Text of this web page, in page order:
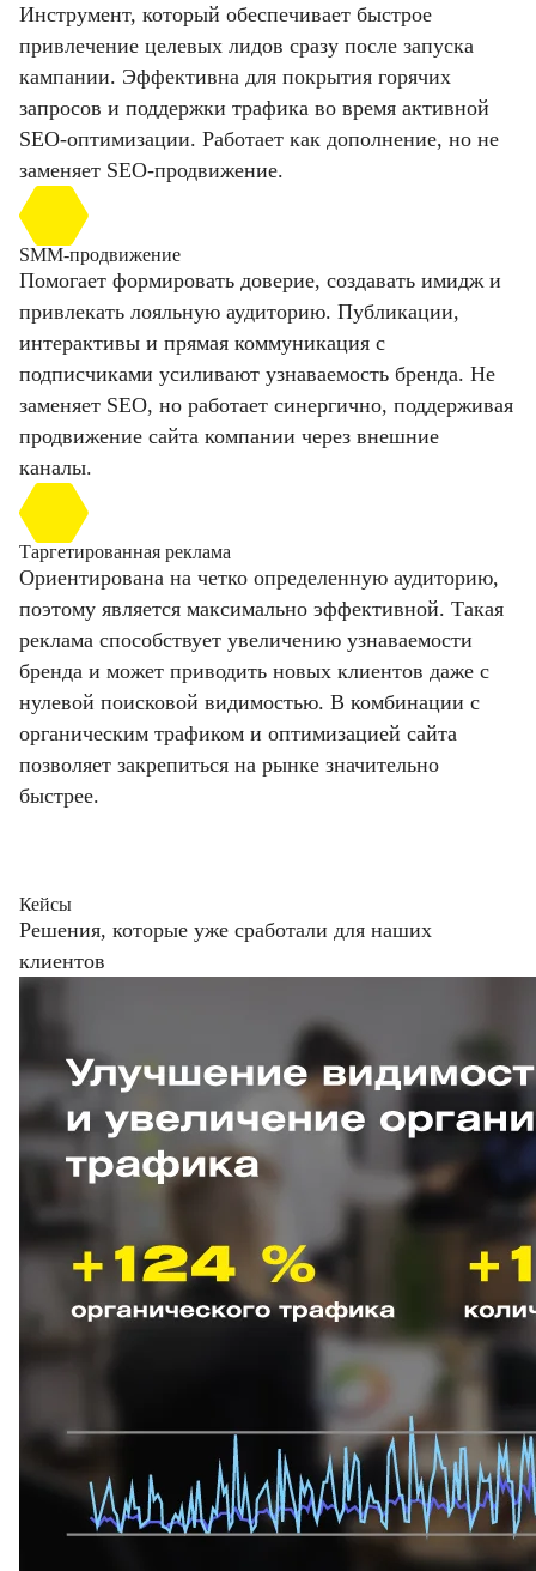
Инструмент, который обеспечивает быстрое
привлечение целевых лидов сразу после запуска
кампании. Эффективна для покрытия горячих
запросов и поддержки трафика во время активной
SEO-оптимизации. Работает как дополнение, но не
заменяет SEO-продвижение.
SMM-продвижение
Помогает формировать доверие, создавать имидж и
привлекать лояльную аудиторию. Публикации,
интерактивы и прямая коммуникация с
подписчиками усиливают узнаваемость бренда. Не
заменяет SEO, но работает синергично, поддерживая
продвижение сайта компании через внешние
каналы.
Таргетированная реклама
Ориентирована на четко определенную аудиторию,
поэтому является максимально эффективной. Такая
реклама способствует увеличению узнаваемости
бренда и может приводить новых клиентов даже с
нулевой поисковой видимостью. В комбинации с
органическим трафиком и оптимизацией сайта
позволяет закрепиться на рынке значительно
быстрее.
Кейсы
Решения, которые уже сработали для наших
клиентов